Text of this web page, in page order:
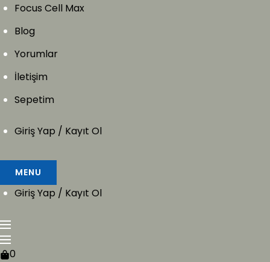
Focus Cell Max
Blog
Yorumlar
İletişim
Sepetim
Giriş Yap / Kayıt Ol
MENU
Giriş Yap / Kayıt Ol
0